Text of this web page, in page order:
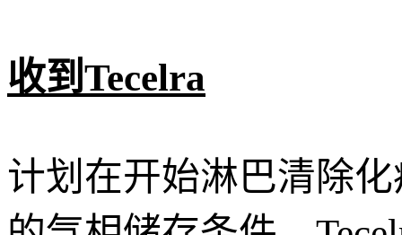
收到Tecelra
计划在开始淋巴清除化